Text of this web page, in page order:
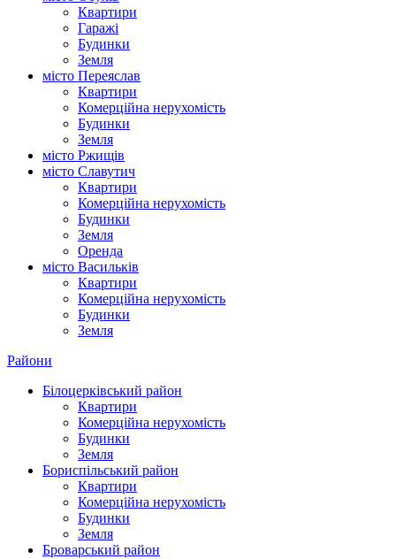
Квартири
Гаражі
Будинки
Земля
місто Переяслав
Квартири
Комерційна нерухомість
Будинки
Земля
місто Ржищів
місто Славутич
Квартири
Комерційна нерухомість
Будинки
Земля
Оренда
місто Василькiв
Квартири
Комерційна нерухомість
Будинки
Земля
Райони
Білоцерківський район
Квартири
Комерційна нерухомість
Будинки
Земля
Бориспільський район
Квартири
Комерційна нерухомість
Будинки
Земля
Броварський район